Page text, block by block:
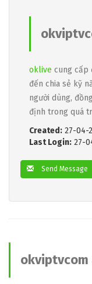
oklive cung cấp
đến chia sẻ kỹ
người dùng,
định trong quá
Created: 27-04-
Last Login: 27-
Send Message